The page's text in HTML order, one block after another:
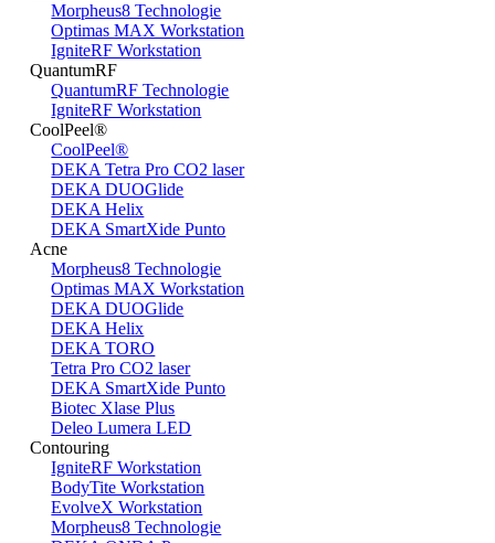
Morpheus8 Technologie
Optimas MAX Workstation
IgniteRF Workstation
QuantumRF
QuantumRF Technologie
IgniteRF Workstation
CoolPeel®
CoolPeel®
DEKA Tetra Pro CO2 laser
DEKA DUOGlide
DEKA Helix
DEKA SmartXide Punto
Acne
Morpheus8 Technologie
Optimas MAX Workstation
DEKA DUOGlide
DEKA Helix
DEKA TORO
Tetra Pro CO2 laser
DEKA SmartXide Punto
Biotec Xlase Plus
Deleo Lumera LED
Contouring
IgniteRF Workstation
BodyTite Workstation
EvolveX Workstation
Morpheus8 Technologie